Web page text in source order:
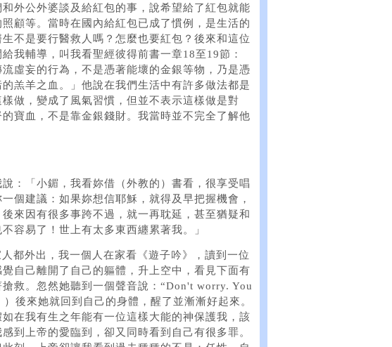
外公外婆談及給紅包的事，說希望給了紅包就能
顧等。當時在國內給紅包已成了慣例，是生活的
不是要行醫救人嗎？怎麼也要紅包？後來和這位
我輔導，叫我看聖經彼得前書一章18至19節：
虛妄的行為，不是憑著能壞的金銀等物，乃是憑
羔羊之血。」他說在我們生活中有許多做法都是
做，變成了風氣習慣，但並不表示這樣做是對
寶血，不是靠金銀錢財。我當時並不完全了解他
：「小鎇，我看妳借（外教的）書看，很享受唱
個建議：如果妳想信耶穌，就得及早把握機會，
來因有很多事跨不過，就一再耽延，甚至猶疑和
容易了！世上有太多東西纏累著我。」
都外出，我一個人在家看《遊子吟》，讀到一位
自己離開了自己的軀體，升上空中，看見下面有
救。忽然她聽到一個聲音說：“Don't worry. You
後來她就回到自己的身體，醒了並漸漸好起來。
在我有生之年能有一位這樣大能的神保護我，該
到上帝的愛臨到，卻又同時看到自己有很多罪。